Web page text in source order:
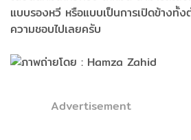
แบบรองหวี​ หรือแบบเป็นการเปิดข้างทั้
ความชอบไปเลยครับ
Advertisement